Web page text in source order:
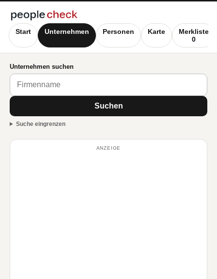
Start Unternehmen Personen Karte
Merkliste
0
Unternehmen suchen
Suchen
Suche eingrenzen
ANZEIGE